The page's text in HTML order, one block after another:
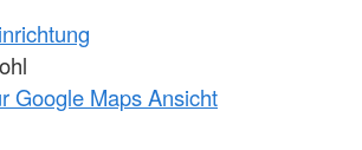
Google Maps Ansicht